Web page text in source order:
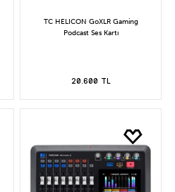
TC HELICON GoXLR Gaming
Podcast Ses Kartı
20.600 TL